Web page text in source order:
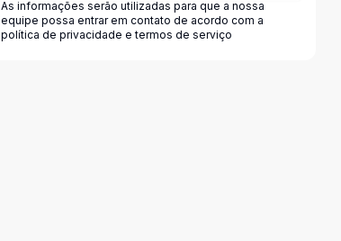
As informações serão utilizadas para que a nossa
equipe possa entrar em contato de acordo com a
política de privacidade e termos de serviço